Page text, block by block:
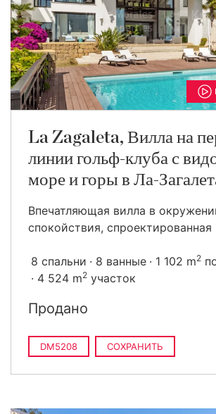
La Zagaleta, Вилла на
линии гольф-клуба с
море и горы в Ла-
Впечатляющая вилла в
спокойствия,
8 спальни 8 ванные 1 102 m2
4 524 m2 участок
Продано
DM5208 СОХРАНИТЬ